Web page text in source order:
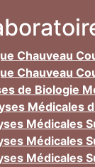
Chauveau
Chauveau
de Biologie
Médicales
Médicales
Médicales
Médicales